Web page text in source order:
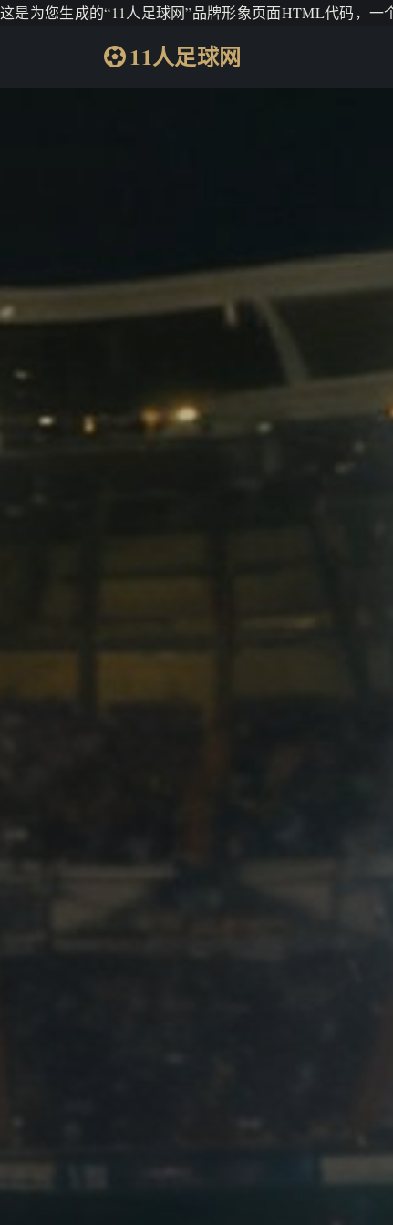
这是为您生成的“11人足球网”品牌形象页面HTML代码，一
11人足球网